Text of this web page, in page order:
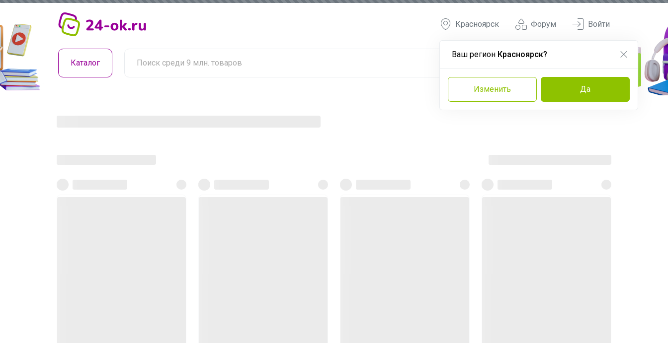
Форум
Красноярск
Ваш регион Красноярск?
Изменить Да
Войти
Каталог